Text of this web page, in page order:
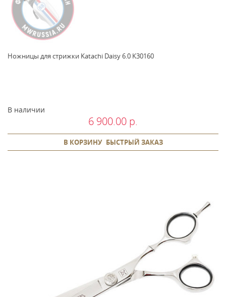
Ножницы для стрижки Katachi Daisy 6.0 K30160
В наличии
6 900.00 р.
В КОРЗИНУ БЫСТРЫЙ ЗАКАЗ